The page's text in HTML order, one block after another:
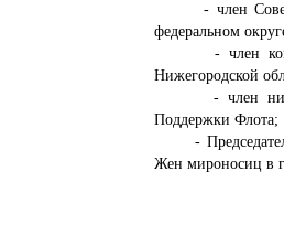
- член Совета
федеральном
- член
Нижегородской
- член
Поддержки Флота;
- Председатель
Жен мироносиц в